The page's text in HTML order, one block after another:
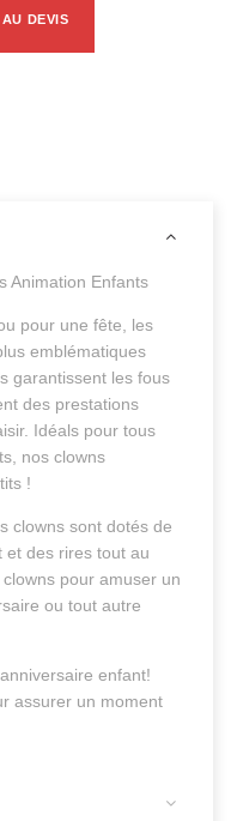
DEVIS
Animation Enfants
pour une fête, les
emblématiques
garantissent les fous
des prestations
Idéals pour tous
nos clowns
!
clowns sont dotés de
et des rires tout au
pour amuser un
ou tout autre
enfant!
assurer un moment